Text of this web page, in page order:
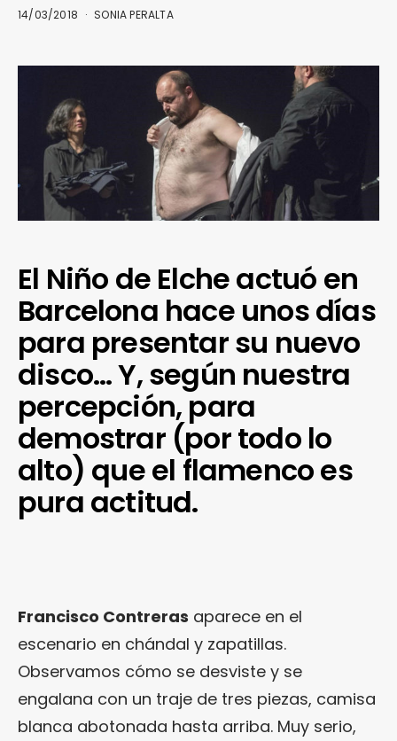
14/03/2018 SONIA PERALTA
El Niño de Elche actuó en
Barcelona hace unos días
para presentar su nuevo
disco… Y, según nuestra
percepción, para
demostrar (por todo lo
alto) que el flamenco es
pura actitud.
Francisco Contreras aparece en el
escenario en chándal y zapatillas.
Observamos cómo se desviste y se
engalana con un traje de tres piezas, camisa
blanca abotonada hasta arriba. Muy serio,